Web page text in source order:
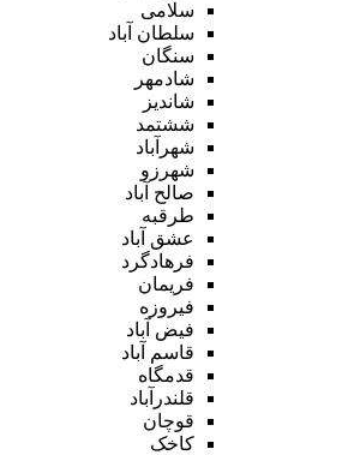
سلامی
سلطان آباد
سنگان
شادمهر
شاندیز
ششتمد
شهرآباد
شهرزو
صالح آباد
طرقبه
عشق آباد
فرهادگرد
فریمان
فیروزه
فیض آباد
قاسم آباد
قدمگاه
قلندرآباد
قوچان
کاخک